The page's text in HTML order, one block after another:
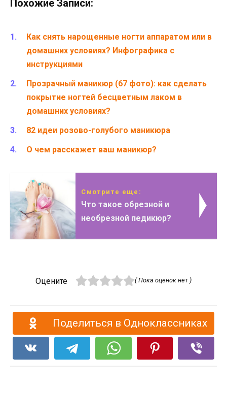
Похожие Записи:
Как снять нарощенные ногти аппаратом или в
домашних условиях? Инфографика с
инструкциями
Прозрачный маникюр (67 фото): как сделать
покрытие ногтей бесцветным лаком в
домашних условиях?
82 идеи розово-голубого маникюра
О чем расскажет ваш маникюр?
Смотрите еще:
Что такое обрезной и
необрезной педикюр?
Оцените ( Пока оценок нет )
Поделиться в Одноклассниках